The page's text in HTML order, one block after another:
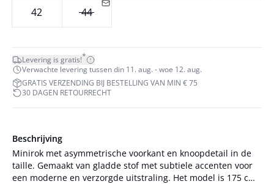
42 44
Levering is gratis!*
Verwachte levering tussen din 11. aug. - woe 12. aug.
GRATIS VERZENDING BIJ BESTELLING VAN MIN € 75
30 DAGEN RETOURRECHT
Beschrijving
Minirok met asymmetrische voorkant en knoopdetail in de
taille. Gemaakt van gladde stof met subtiele accenten voor
een moderne en verzorgde uitstraling. Het model is 175 cm